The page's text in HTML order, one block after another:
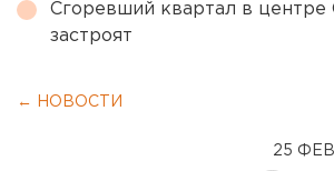
Сгоревший квартал в центре
застроят
← НОВОСТИ
25